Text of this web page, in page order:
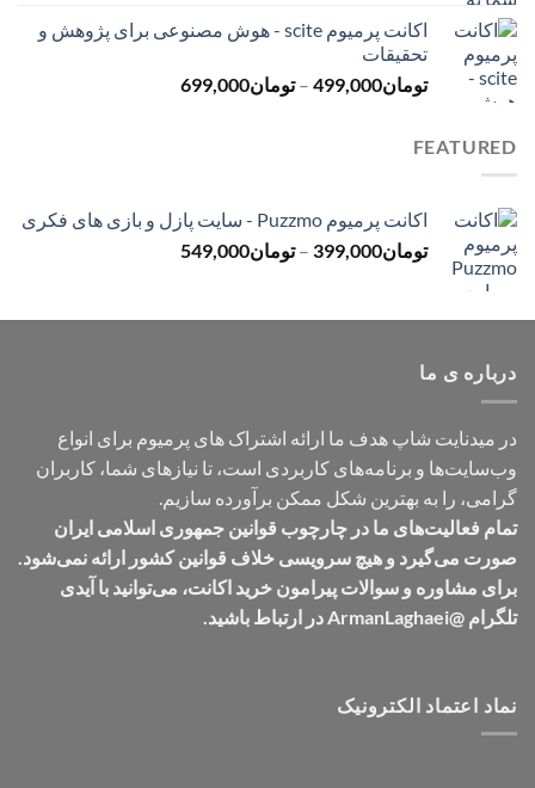
تومان299,000
تومان499,000
اکانت پرمیوم scite - هوش مصنوعی برای پژوهش و
تحقیقات
تومان499,000
– تومان699,000محدوده
FEATURED
اکانت پرمیوم Puzzmo - سایت پازل و بازی های فکری
تومان399,000
– تومان549,000
تا
درباره ی ما
در میدنایت شاپ هدف ما ارائه اشتراک های پرمیوم برای انواع
وب‌سایت‌ها و برنامه‌های کاربردی است، تا نیازهای شما، کاربران
گرامی، را به بهترین شکل ممکن برآورده سازیم.
تمام فعالیت‌های ما در چارچوب قوانین جمهوری اسلامی ایران
صورت می‌گیرد و هیچ سرویسی خلاف قوانین کشور ارائه نمی‌شود.
برای مشاوره و سوالات پیرامون خرید اکانت، می‌توانید با آیدی
تلگرام @ArmanLaghaei در ارتباط باشید.
نماد اعتماد الکترونیک